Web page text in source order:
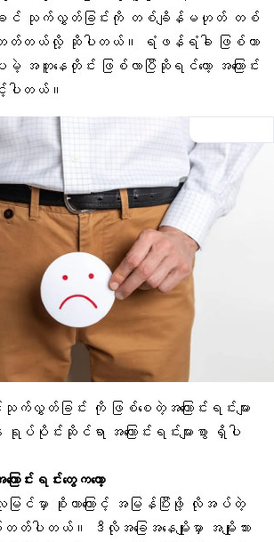
င် သုက်လွှတ်ခြင်းကို တစ်ချိန်မဟုတ် တစ်
ရတတ်တယ်လို့ ဆိုပါတယ်။ ရံဖန်ရံခါ ဖြစ်တာ
မဲ့ အတူနေတိုင်း ဖြစ်လာပြီဆိုရင်တော့ အကြောင်း
ပါတယ်။
ခြင်း ကို ဖြစ်စေတဲ့အကြောင်းရင်းများ
င်းဆိုင်ရာ အကြောင်းရင်းများစွာ ရှိပါ
ာင်းရင်းတွေကတော့
မှာ စိုးတာကြောင့် အမြန်ပြီးဖို့ လိုအပ်တဲ့
စ်တတ်ပါတယ်။ ဒီလိုအခြေအနေမျိုးမှာ အမျိုးသား